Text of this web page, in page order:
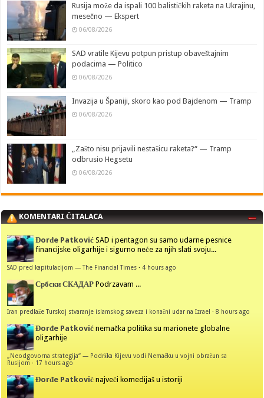
Rusija može da ispali 100 balističkih raketa na Ukrajinu,
mesečno — Ekspert
06/08/2026
SAD vratile Kijevu potpun pristup obaveštajnim
podacima — Politico
06/08/2026
Invazija u Španiji, skoro kao pod Bajdenom — Tramp
06/08/2026
„Zašto nisu prijavili nestašicu raketa?“ — Tramp
odbrusio Hegsetu
06/08/2026
KOMENTARI ČITALACA
Đorđe Patković SAD i pentagon su samo udarne pesnice
financijske oligarhije i sigurno neće za njih slati svoju...
SAD pred kapitulacijom — The Financial Times ·4 hours ago
Србски СКАДАР Podrzavam ...
Iran predlaže Turskoj stvaranje islamskog saveza i konačni udar na Izrael ·8 hours ago
Đorđe Patković nemačka politika su marionete globalne
oligarhije
„Neodgovorna strategija“ — Podrška Kijevu vodi Nemačku u vojni obračun sa
Rusijom · 17 hours ago
Đorđe Patković najveći komedijaš u istoriji